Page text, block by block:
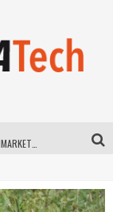
New to online sports betting? Consider These Tips to Play Your First Online Sports Betting Successfully